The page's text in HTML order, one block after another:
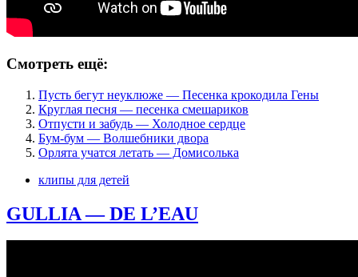
Смотреть ещё:
Пусть бегут неуклюже — Песенка крокодила Гены
Круглая песня — песенка смешариков
Отпусти и забудь — Холодное сердце
Бум-бум — Волшебники двора
Орлята учатся летать — Домисолька
клипы для детей
GULLIA — DE L’EAU